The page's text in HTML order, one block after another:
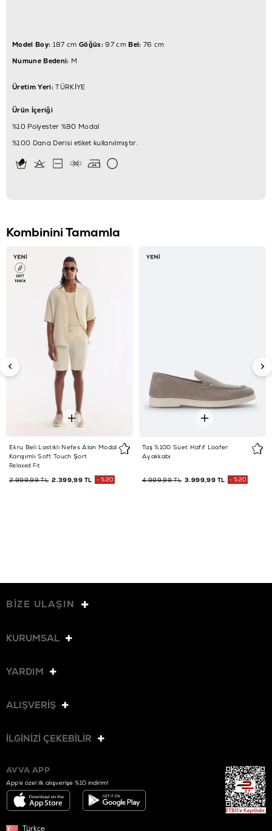
Model Boy: 187 cm Göğüs:97 cmBel: 76 cm
Numune Bedeni: M
Üretim Yeri:TÜRKİYE
Ürün İçeriği
%10 Polyester %90 Modal
%100 Dana Derisi etiket kullanılmıştır.
Kombinini Tamamla
Ekru Beli Lastikli Nefes Alan Modal
Karışımlı Soft Touch Şort
Relaxed Fit
2.399,99 TL
2.999,99 TL %20
Taş %100 Süet Hafif Loafer
Ayakkabı
3.999,99 TL
4.999,99 TL %20
BİZE ULAŞIN
KURUMSAL
YARDIM
ALIŞVERİŞ
İLGİNİZİ ÇEKEBİLİR
AVVA APP
App’e özel ilk alışverişe %10 indirim!
Türkçe